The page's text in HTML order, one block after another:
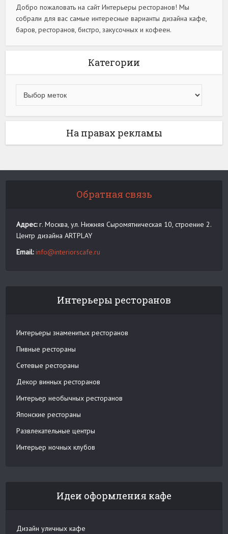
Добро пожаловать на сайт Интерьеры ресторанов! Мы
собрали для вас самые интересные варианты дизайна кафе,
баров, ресторанов, бистро, закусочных и кофеен.
Категории
На правах рекламы
Обратная связь
Адрес:г. Москва, ул. Нижняя Сыромятническая 10, строение 2.
Центр дизайна ARTPLAY
Email: info@interiorscafe.ru
Интерьеры ресторанов
Интерьеры знаменитых ресторанов
Пивные рестораны
Сетевые рестораны
Декор винных ресторанов
Интерьер необычных ресторанов
Японские рестораны
Развлекательные центры
Интерьер ночных клубов
Идеи оформления кафе
Дизайн уличных кафе